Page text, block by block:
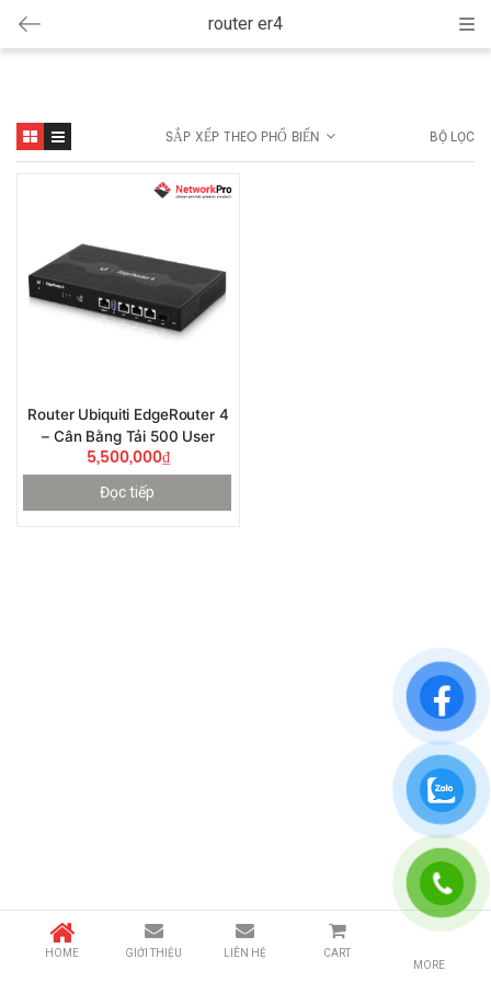
router er4
SẮP XẾP THEO PHỔ BIẾN BỘ LỌC
Router Ubiquiti EdgeRouter 4
– Cân Bằng Tải 500 User
5,500,000₫
Đọc tiếp
HOME GIỚI THIỆU LIÊN HỆ
CART
MORE